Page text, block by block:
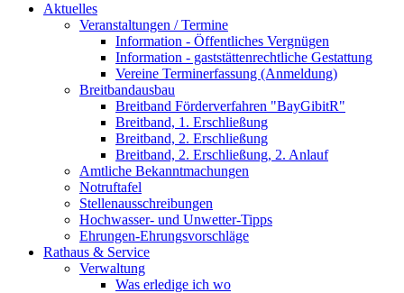
Aktuelles
Veranstaltungen / Termine
Information - Öffentliches Vergnügen
Information - gaststättenrechtliche Gestattung
Vereine Terminerfassung (Anmeldung)
Breitbandausbau
Breitband Förderverfahren "BayGibitR"
Breitband, 1. Erschließung
Breitband, 2. Erschließung
Breitband, 2. Erschließung, 2. Anlauf
Amtliche Bekanntmachungen
Notruftafel
Stellenausschreibungen
Hochwasser- und Unwetter-Tipps
Ehrungen-Ehrungsvorschläge
Rathaus & Service
Verwaltung
Was erledige ich wo